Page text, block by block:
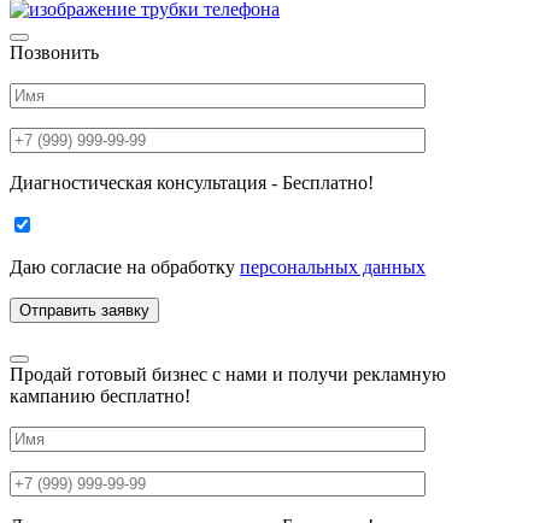
Позвонить
Диагностическая консультация - Бесплатно!
Даю согласие на обработку персональных данных
Продай готовый бизнес с нами и получи рекламную
кампанию бесплатно!